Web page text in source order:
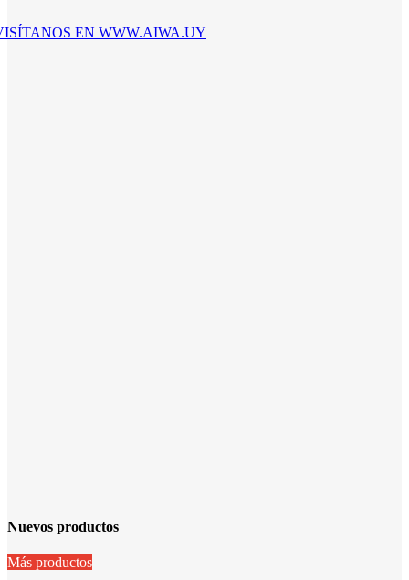
EN WWW.AIWA.UY
Nuevos productos
Más productos